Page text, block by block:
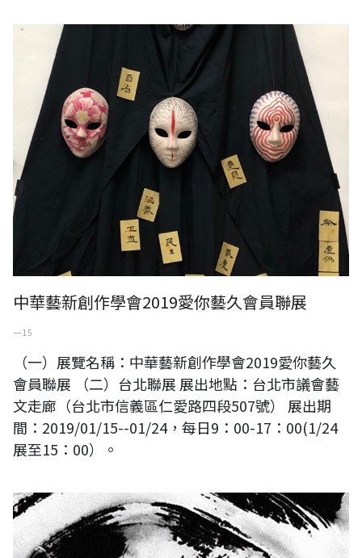
中華藝新創作學會2019愛你藝久會員聯展
中華藝新創作學會2019愛你藝久會員聯展
一 15
（一）展覽名稱：中華藝新創作學會2019愛你藝久
會員聯展 （二）台北聯展 展出地點：台北市議會藝
文走廊（台北市信義區仁愛路四段507號） 展出期
間：2019/01/15--01/24，每日9：00-17：00(1/24
展至15：00）。
情境之間-游美蘭 書墨玩藝